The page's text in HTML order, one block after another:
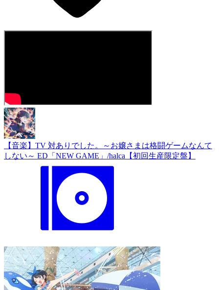
【音楽】TV 対ありでした。～お嬢さまは格闘ゲームなんて
しない～ ED「NEW GAME」/halca【初回生産限定盤】